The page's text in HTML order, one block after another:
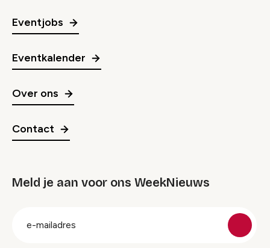
Eventjobs
Eventkalender
Over ons
Contact
Meld je aan voor ons WeekNieuws